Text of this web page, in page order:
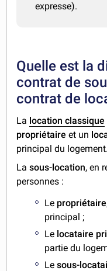
expresse).
Quelle est la
contrat de
contrat de
La location classique
propriétaire et un
principal du logement.
Lasous-location, en
personnes :
Le propriétaire
principal ;
Le locataire
partie du
Lesous-